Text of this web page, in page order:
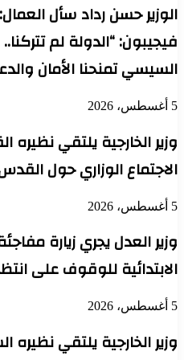
الوزير حسن رداد سأل
فيجيبون: “الدولة لم
السيسي تمنحنا الأمان
5 أغسطس، 2026
وزير الخارجية يلتقي
الاجتماع الوزاري حول
5 أغسطس، 2026
وزير العدل يجري زيارة
الابتدائية للوقوف على
5 أغسطس، 2026
وزير الخارجية يلتقي